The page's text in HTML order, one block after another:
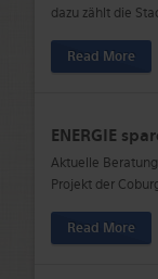
dazu zählt die
Read More
ENERGIE
Aktuelle
Projekt der
Read More